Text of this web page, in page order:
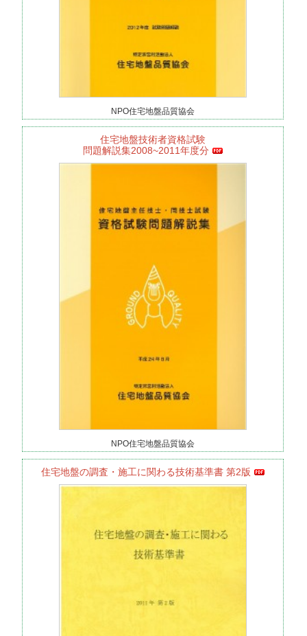
NPO住宅地盤品質協会
住宅地盤技術者資格試験
問題解説集2008~2011年度分
NPO住宅地盤品質協会
住宅地盤の調査・施工に関わる技術基準書 第2版